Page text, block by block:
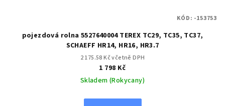
pojezdová rolna 5527640004 TEREX TC29, TC35, TC37,
SCHAEFF HR14, HR16, HR3.7
2 175.58 Kč včetně DPH
1 798 Kč
Skladem (Rokycany)
KÓD: -153753